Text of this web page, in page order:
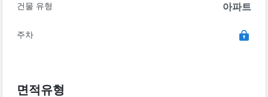
건물 유형 아파트
주차
면적유형